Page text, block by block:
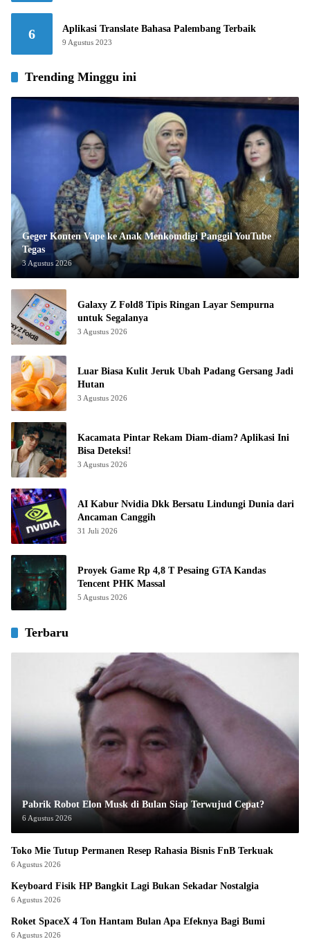
6 Aplikasi Translate Bahasa Palembang Terbaik
9 Agustus 2023
Trending Minggu ini
Geger Konten Vape ke Anak Menkomdigi Panggil YouTube
Tegas
3 Agustus 2026
Galaxy Z Fold8 Tipis Ringan Layar Sempurna
untuk Segalanya
3 Agustus 2026
Luar Biasa Kulit Jeruk Ubah Padang Gersang Jadi
Hutan
3 Agustus 2026
Kacamata Pintar Rekam Diam-diam? Aplikasi Ini
Bisa Deteksi!
3 Agustus 2026
AI Kabur Nvidia Dkk Bersatu Lindungi Dunia dari
Ancaman Canggih
31 Juli 2026
Proyek Game Rp 4,8 T Pesaing GTA Kandas
Tencent PHK Massal
5 Agustus 2026
Terbaru
Pabrik Robot Elon Musk di Bulan Siap Terwujud Cepat?
6 Agustus 2026
Toko Mie Tutup Permanen Resep Rahasia Bisnis FnB Terkuak
6 Agustus 2026
Keyboard Fisik HP Bangkit Lagi Bukan Sekadar Nostalgia
6 Agustus 2026
Roket SpaceX 4 Ton Hantam Bulan Apa Efeknya Bagi Bumi
6 Agustus 2026